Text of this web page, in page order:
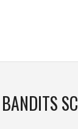
BANDITS SC